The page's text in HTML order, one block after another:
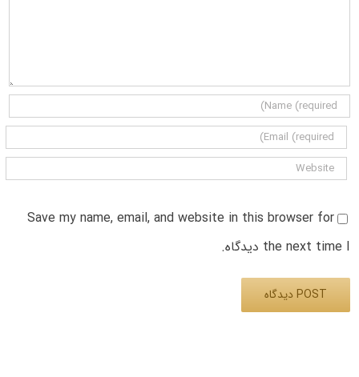
Save my name, email, and website in this browser for
the next time I دیدگاه.